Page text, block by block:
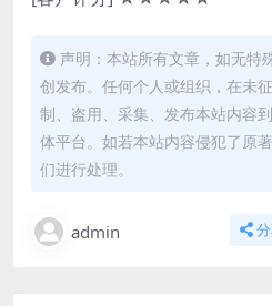
声明：本站所有文章，如无特
创发布。任何个人或组织，在未
制、盗用、采集、发布本站内容
体平台。如若本站内容侵犯了原
们进行处理。
admin